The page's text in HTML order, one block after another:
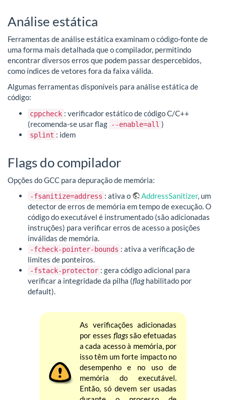
Análise estática
Ferramentas de análise estática examinam o código-fonte de
uma forma mais detalhada que o compilador, permitindo
encontrar diversos erros que podem passar despercebidos,
como índices de vetores fora da faixa válida.
Algumas ferramentas disponíveis para análise estática de
código:
cppcheck : verificador estático de código C/C++
(recomenda-se usar flag --enable=all )
splint : idem
Flags do compilador
Opções do GCC para depuração de memória:
-fsanitize=address : ativa o AddressSanitizer, um
detector de erros de memória em tempo de execução. O
código do executável é instrumentado (são adicionadas
instruções) para verificar erros de acesso a posições
inválidas de memória.
-fcheck-pointer-bounds : ativa a verificação de
limites de ponteiros.
-fstack-protector : gera código adicional para
verificar a integridade da pilha (flaghabilitado por
default).
As verificações adicionadas
por esses flagssão efetuadas
a cada acesso à memória, por
isso têm um forte impacto no
desempenho e no uso de
memória do executável.
Então, só devem ser usadas